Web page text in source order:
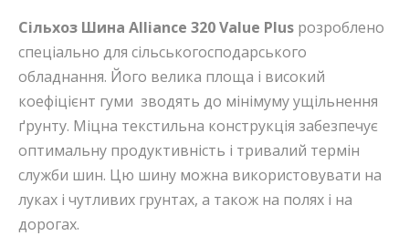
Сільхоз Шина Alliance 320 Value Plus розроблено
спеціально для сільськогосподарського
обладнання. Його велика площа і високий
коефіцієнт гуми зводять до мінімуму ущільнення
ґрунту. Міцна текстильна конструкція забезпечує
оптимальну продуктивність і тривалий термін
служби шин. Цю шину можна використовувати на
луках і чутливих грунтах, а також на полях і на
дорогах.